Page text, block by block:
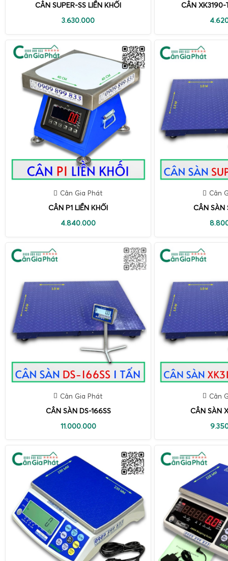
CÂN SUPER-SS LIỀN KHỐI
3.630.000
CÂN XK3190-
Cân Gia Phát
CÂN P1 LIỀN KHỐI
4.840.000
Cân
CÂN SÀN
Cân Gia Phát
CÂN SÀN DS-166SS
11.000.000
Cân
CÂN SÀN